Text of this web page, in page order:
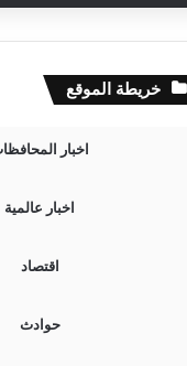
خريطة الموقع
اخبار
اخبار عالمية
اقتصاد
حوادث